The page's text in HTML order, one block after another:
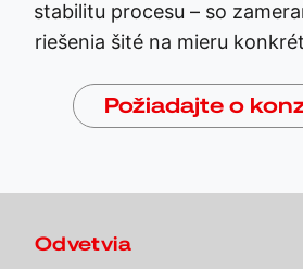
stabilitu procesu – so
riešenia šité na mieru
Požiadajte o
Odvetvia